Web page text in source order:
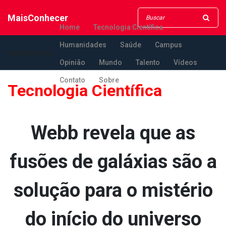
MaisConhecer
Home Tecnologia Científica
Humanidades Saúde Campus
Opinião Mundo Talento Vídeos
Contato Sobre
Tecnologia Científica
Webb revela que as
fusões de galáxias são a
solução para o mistério
do início do universo